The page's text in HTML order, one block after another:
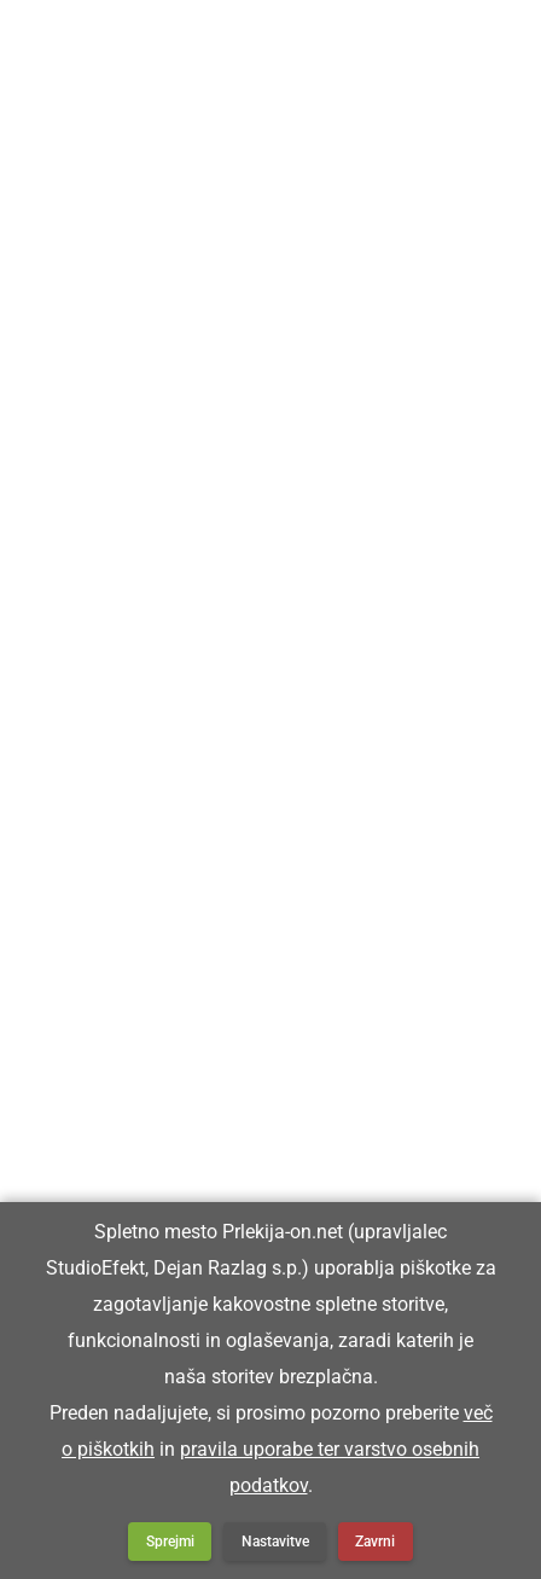
Spletno mesto Prlekija-on.net (upravljalec
StudioEfekt, Dejan Razlag s.p.) uporablja piškotke za
zagotavljanje kakovostne spletne storitve,
funkcionalnosti in oglaševanja, zaradi katerih je
naša storitev brezplačna.
Preden nadaljujete, si prosimo pozorno preberite več
o piškotkih in pravila uporabe ter varstvo osebnih
podatkov.
Sprejmi Nastavitve Zavrni